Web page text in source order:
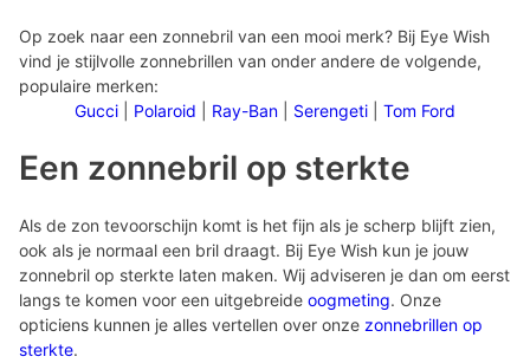
Op zoek naar een zonnebril van een mooi merk? Bij Eye Wish
vind je stijlvolle zonnebrillen van onder andere de volgende,
populaire merken:
Gucci
Polaroid Ray-Ban Serengeti Tom Ford
Een zonnebril op sterkte
Als de zon tevoorschijn komt is het fijn als je scherp blijft zien,
ook als je normaal een bril draagt. Bij Eye Wish kun je jouw
zonnebril op sterkte laten maken. Wij adviseren je dan om eerst
langs te komen voor een uitgebreide oogmeting. Onze
opticiens kunnen je alles vertellen over onze zonnebrillen op
sterkte.